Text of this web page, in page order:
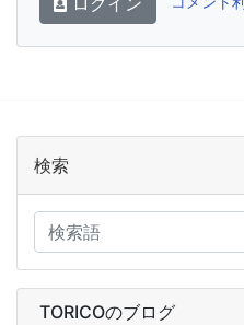
検索
TORICOのブログ